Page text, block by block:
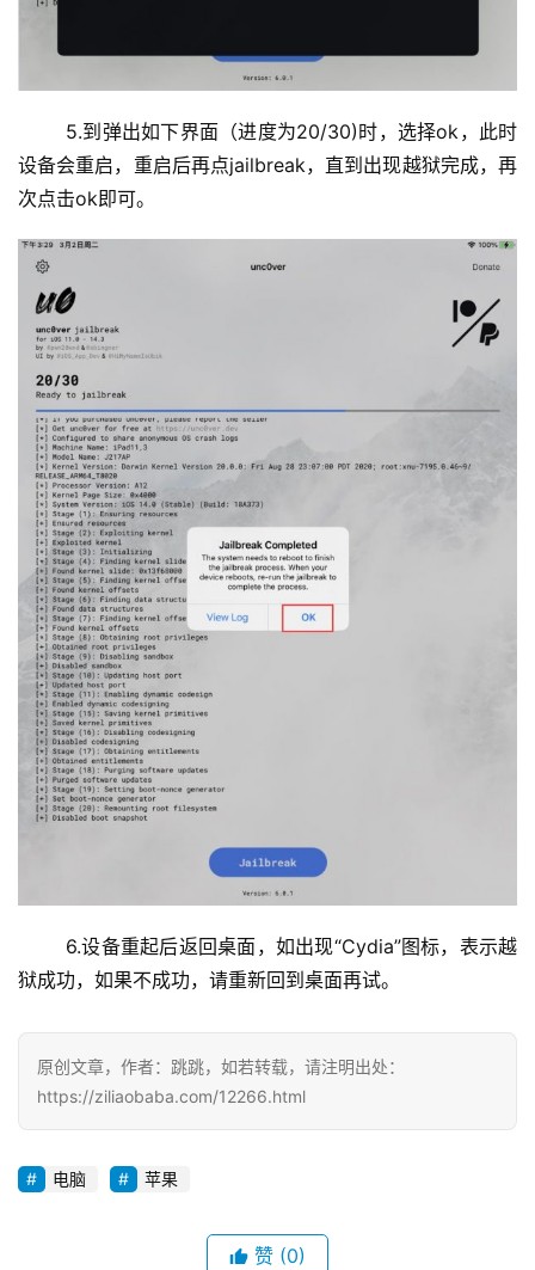
设备会重启，重启后再点jailbreak，直到出现越狱完成，再
次点击ok即可。
狱成功，如果不成功，请重新回到桌面再试。
原创文章，作者：跳跳，如若转载，请注明出处：
https://ziliaobaba.com/12266.html
电脑 苹果
赞 (0)